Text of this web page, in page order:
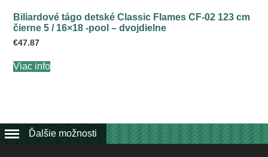
Biliardové tágo detské Classic Flames CF-02 123 cm
čierne 5 / 16×18 -pool – dvojdielne
€47.87
Viac info
Ďalšie možnosti